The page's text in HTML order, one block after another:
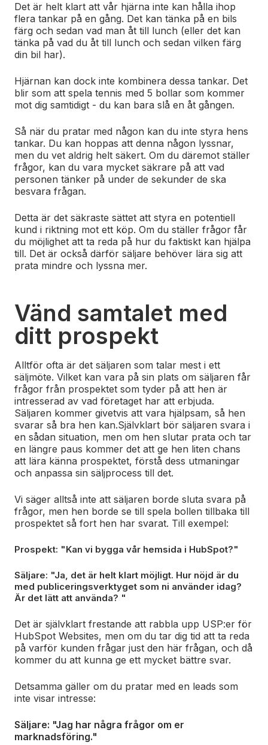
Det är helt klart att vår hjärna inte kan hålla ihop
flera tankar på en gång. Det kan tänka på en bils
färg och sedan vad man åt till lunch (eller det kan
tänka på vad du åt till lunch och sedan vilken färg
din bil har).
Hjärnan kan dock inte kombinera dessa tankar. Det
blir som att spela tennis med 5 bollar som kommer
mot dig samtidigt - du kan bara slå en åt gången.
Så när du pratar med någon kan du inte styra hens
tankar. Du kan hoppas att denna någon lyssnar,
men du vet aldrig helt säkert. Om du däremot ställer
frågor, kan du vara mycket säkrare på att vad
personen tänker på under de sekunder de ska
besvara frågan.
Detta är det säkraste sättet att styra en potentiell
kund i riktning mot ett köp. Om du ställer frågor får
du möjlighet att ta reda på hur du faktiskt kan hjälpa
till. Det är också därför säljare behöver lära sig att
prata mindre och lyssna mer.
Vänd samtalet med
ditt prospekt
Alltför ofta är det säljaren som talar mest i ett
säljmöte. Vilket kan vara på sin plats om säljaren får
frågor från prospektet som tyder på att hen är
intresserad av vad företaget har att erbjuda.
Säljaren kommer givetvis att vara hjälpsam, så hen
svarar så bra hen kan.Självklart bör säljaren svara i
en sådan situation, men om hen slutar prata och tar
en längre paus kommer det att ge hen liten chans
att lära känna prospektet, förstå dess utmaningar
och anpassa sin säljprocess till det.
Vi säger alltså inte att säljaren borde sluta svara på
frågor, men hen borde se till spela bollen tillbaka till
prospektet så fort hen har svarat. Till exempel:
Prospekt: ​​"Kan vi bygga vår hemsida i HubSpot?"
Säljare: "Ja, det är helt klart möjligt. Hur nöjd är du
med publiceringsverktyget som ni använder idag?
Är det lätt att använda? "
Det är självklart frestande att rabbla upp USP:er för
HubSpot Websites, men om du tar dig tid att ta reda
på varför kunden frågar just den här frågan, och då
kommer du att kunna ge ett mycket bättre svar.
Detsamma gäller om du pratar med en leads som
inte visar intresse:
Säljare: "Jag har några frågor om er
marknadsföring."